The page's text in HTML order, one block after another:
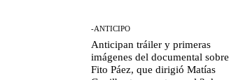
-ANTICIPO
Anticipan tráiler y primeras
imágenes del documental sobre
Fito Páez, que dirigió Matías